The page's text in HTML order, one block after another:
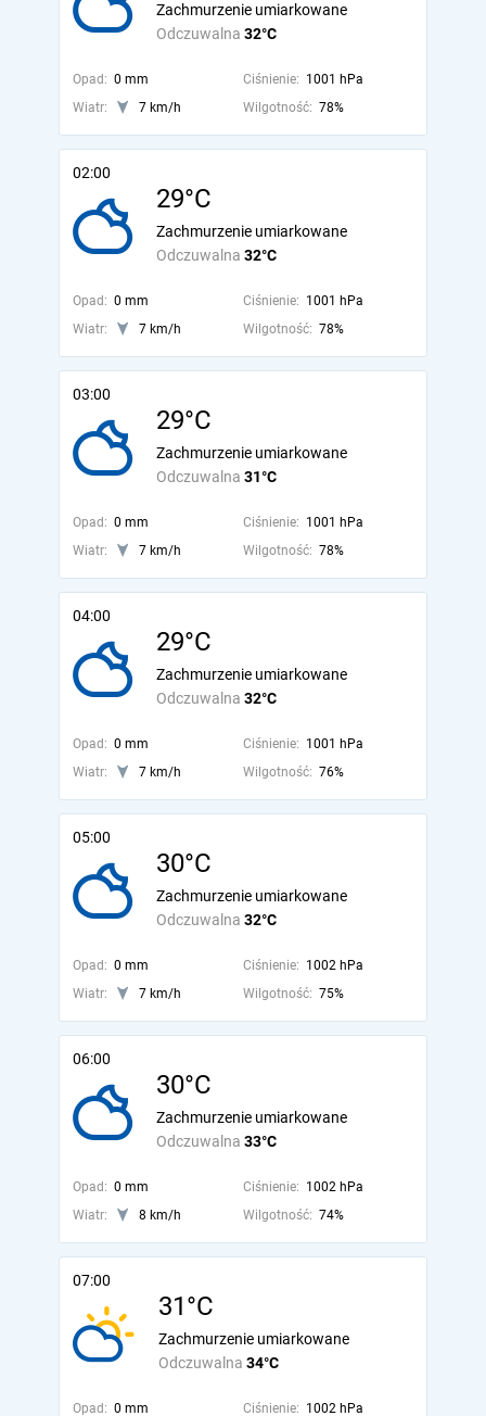
Odczuwalna 32°C
Zachmurzenie umiarkowane
Opad: 0 mm Ciśnienie: 1001 hPa
Wiatr:
7 km/h Wilgotność: 78%
02:00
29°C
Odczuwalna 32°C
Zachmurzenie umiarkowane
Opad: 0 mm Ciśnienie: 1001 hPa
Wiatr:
7 km/h Wilgotność: 78%
03:00
29°C
Odczuwalna 31°C
Zachmurzenie umiarkowane
Opad: 0 mm Ciśnienie: 1001 hPa
Wiatr:
7 km/h Wilgotność: 78%
04:00
29°C
Odczuwalna 32°C
Zachmurzenie umiarkowane
Opad: 0 mm Ciśnienie: 1001 hPa
Wiatr:
7 km/h Wilgotność: 76%
05:00
30°C
Odczuwalna 32°C
Zachmurzenie umiarkowane
Opad: 0 mm Ciśnienie: 1002 hPa
Wiatr:
7 km/h Wilgotność: 75%
06:00
30°C
Odczuwalna 33°C
Zachmurzenie umiarkowane
Opad: 0 mm Ciśnienie: 1002 hPa
Wiatr:
8 km/h Wilgotność: 74%
07:00
31°C
Odczuwalna 34°C
Zachmurzenie umiarkowane
Opad: 0 mm Ciśnienie: 1002 hPa